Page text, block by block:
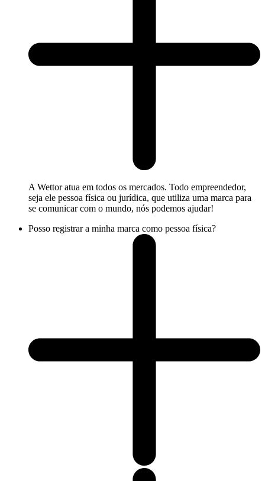
A Wettor atua em todos os mercados. Todo empreendedor,
seja ele pessoa física ou jurídica, que utiliza uma marca para
se comunicar com o mundo, nós podemos ajudar!
Posso registrar a minha marca como pessoa física?